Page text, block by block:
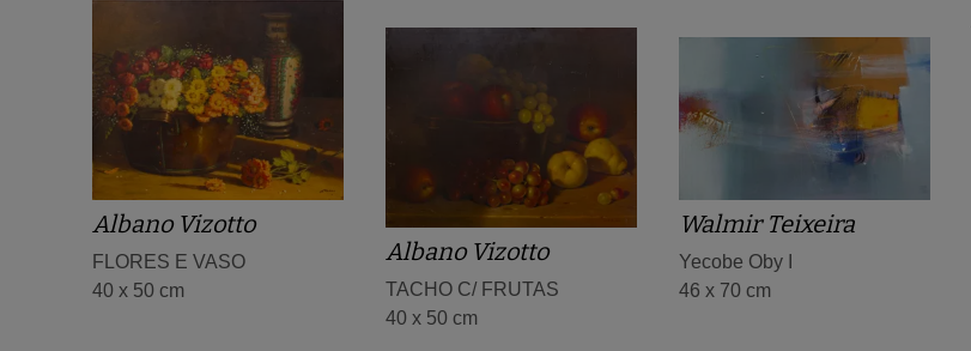
Albano Vizotto
FLORES E VASO
40 x 50 cm
Albano Vizotto
TACHO C/ FRUTAS
40 x 50 cm
Walmir Teixeira
Yecobe Oby I
46 x 70 cm